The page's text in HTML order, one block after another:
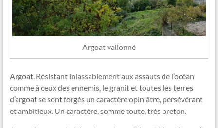
Argoat vallonné
Argoat. Résistant inlassablement aux assauts de l’océan
comme à ceux des ennemis, le granit et toutes les terres
d’argoat se sont forgés un caractère opiniâtre, persévérant
et ambitieux. Un caractère, somme toute, très breton.